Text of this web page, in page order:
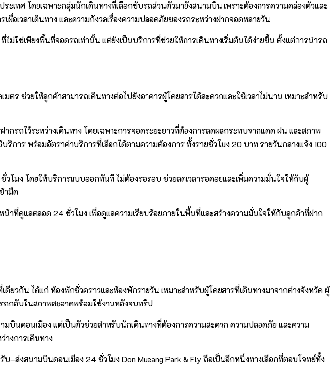
เทศ โดยเฉพาะกลุ่มนักเดินทางที่เลือกขับรถส่วนตัวมายังสนามบิน เพราะต้องการความคล่องตัวและ
อเวลาเดินทาง และความกังวลเรื่องความปลอดภัยของรถระหว่างฝากจอดหลายวัน
ม่ใช่เพียงพื้นที่จอดรถเท่านั้น แต่ยังเป็นบริการที่ช่วยให้การเดินทางเริ่มต้นได้ง่ายขึ้น ตั้งแต่การนำรถ
ร ช่วยให้ลูกค้าสามารถเดินทางต่อไปยังอาคารผู้โดยสารได้สะดวกและใช้เวลาไม่นาน เหมาะสำหรับ
รถไว้ระหว่างเดินทาง โดยเฉพาะการจอดระยะยาวที่ต้องการลดผลกระทบจากแดด ฝน และสภาพ
าร พร้อมอัตราค่าบริการที่เลือกได้ตามความต้องการ ทั้งรายชั่วโมง 20 บาท รายวันกลางแจ้ง 100
มง โดยให้บริการแบบออกทันที ไม่ต้องรอรอบ ช่วยลดเวลารอคอยและเพิ่มความมั่นใจให้กับผู้
ามืด
าที่ดูแลตลอด 24 ชั่วโมง เพื่อดูแลความเรียบร้อยภายในพื้นที่และสร้างความมั่นใจให้กับลูกค้าที่ฝาก
วกัน ได้แก่ ห้องพักชั่วคราวและห้องพักรายวัน เหมาะสำหรับผู้โดยสารที่เดินทางมาจากต่างจังหวัด ผู้
ถกลับในสภาพสะอาดพร้อมใช้งานหลังจบทริป
บินดอนเมือง แต่เป็นตัวช่วยสำหรับนักเดินทางที่ต้องการความสะดวก ความปลอดภัย และความ
งการเดินทาง
งสนามบินดอนเมือง 24 ชั่วโมง Don Mueang Park & Fly ถือเป็นอีกหนึ่งทางเลือกที่ตอบโจทย์ทั้ง